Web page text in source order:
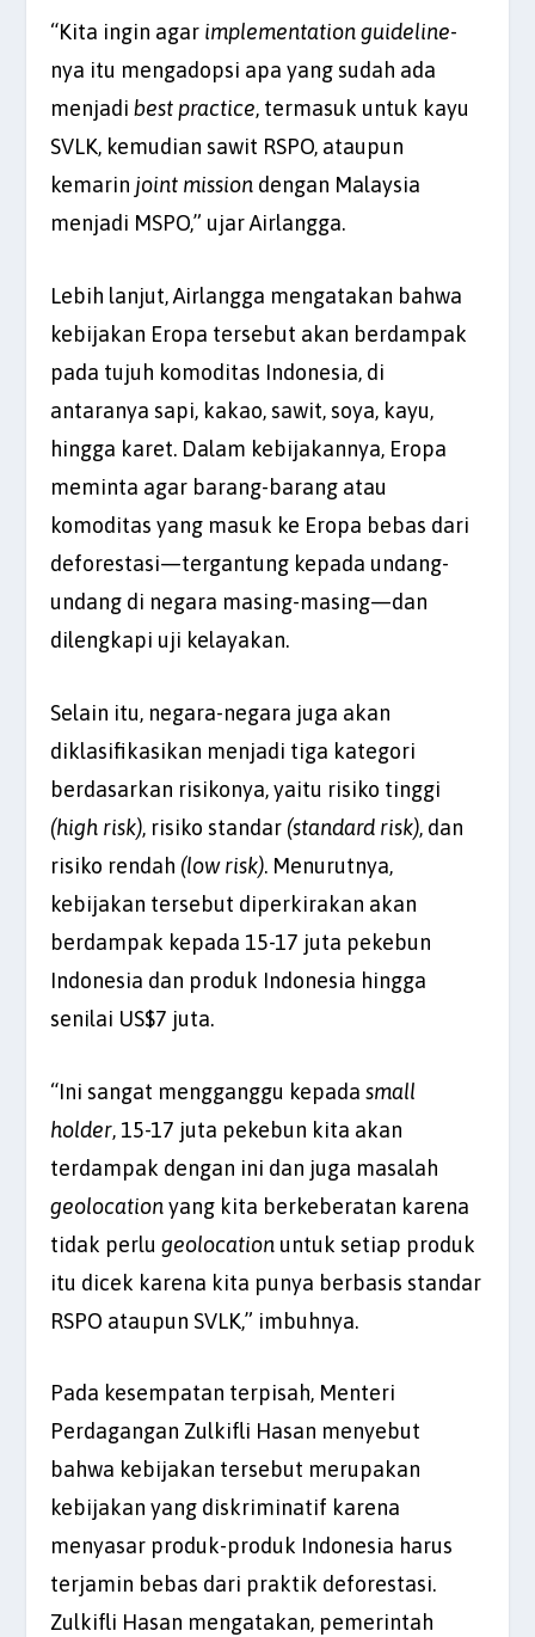
“Kita ingin agar implementation guideline-
nya itu mengadopsi apa yang sudah ada
menjadibest practice, termasuk untuk kayu
SVLK, kemudian sawit RSPO, ataupun
kemarin joint mission dengan Malaysia
menjadi MSPO,” ujar Airlangga.
Lebih lanjut, Airlangga mengatakan bahwa
kebijakan Eropa tersebut akan berdampak
pada tujuh komoditas Indonesia, di
antaranya sapi, kakao, sawit, soya, kayu,
hingga karet. Dalam kebijakannya, Eropa
meminta agar barang-barang atau
komoditas yang masuk ke Eropa bebas dari
deforestasi—tergantung kepada undang-
undang di negara masing-masing—dan
dilengkapi uji kelayakan.
Selain itu, negara-negara juga akan
diklasifikasikan menjadi tiga kategori
berdasarkan risikonya, yaitu risiko tinggi
(high risk), risiko standar (standard risk), dan
risiko rendah (low risk). Menurutnya,
kebijakan tersebut diperkirakan akan
berdampak kepada 15-17 juta pekebun
Indonesia dan produk Indonesia hingga
senilai US$7 juta.
“Ini sangat mengganggu kepadasmall
holder, 15-17 juta pekebun kita akan
terdampak dengan ini dan juga masalah
geolocationyang kita berkeberatan karena
tidak perlugeolocation untuk setiap produk
itu dicek karena kita punya berbasis standar
RSPO ataupun SVLK,” imbuhnya.
Pada kesempatan terpisah, Menteri
Perdagangan Zulkifli Hasan menyebut
bahwa kebijakan tersebut merupakan
kebijakan yang diskriminatif karena
menyasar produk-produk Indonesia harus
terjamin bebas dari praktik deforestasi.
Zulkifli Hasan mengatakan, pemerintah